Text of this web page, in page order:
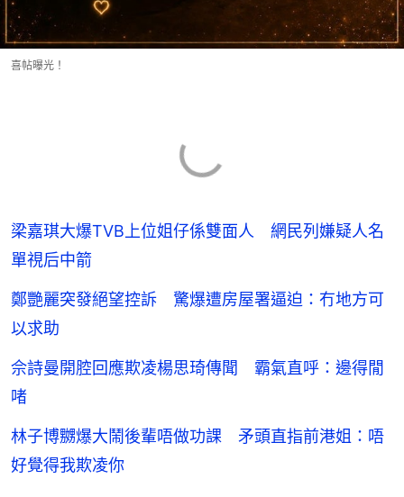
喜帖曝光！
梁嘉琪大爆TVB上位姐仔係雙面人 網民列嫌疑人名
單視后中箭
鄭艷麗突發絕望控訴 驚爆遭房屋署逼迫：冇地方可
以求助
佘詩曼開腔回應欺凌楊思琦傳聞 霸氣直呼：邊得閒
啫
林子博嬲爆大鬧後輩唔做功課 矛頭直指前港姐：唔
好覺得我欺凌你